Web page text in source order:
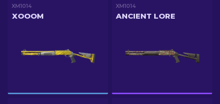
XM1014
XOOOM
XM1014
ANCIENT LORE